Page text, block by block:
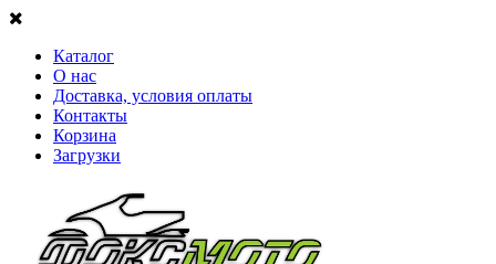
Каталог
О нас
Доставка, условия оплаты
Контакты
Корзина
Загрузки